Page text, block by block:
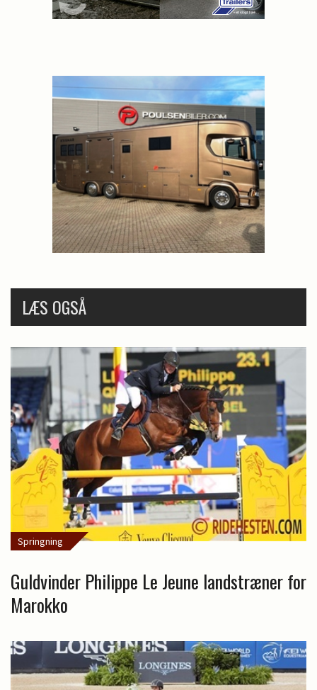
LÆS OGSÅ
Springning
Guldvinder Philippe Le Jeune landstræner for
Marokko